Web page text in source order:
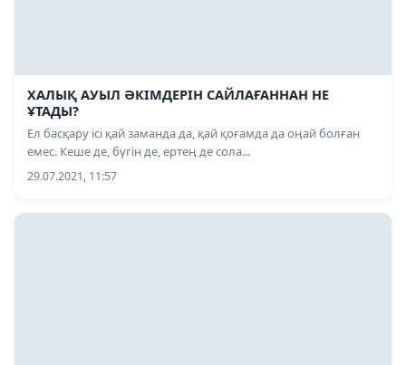
ХАЛЫҚ АУЫЛ ӘКІМДЕРІН САЙЛАҒАННАН НЕ
ҰТАДЫ?
Ел басқару ісі қай заманда да, қай қоғамда да оңай болған
емес. Кеше де, бүгін де, ертең де сола...
29.07.2021, 11:57